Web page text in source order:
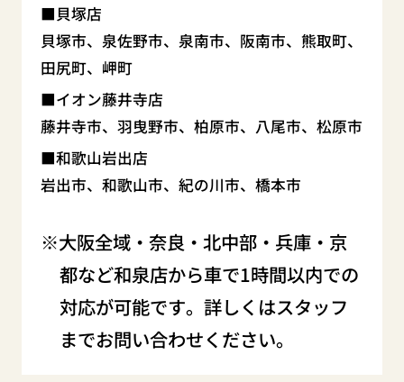
貝塚店
貝塚市、泉佐野市、泉南市、阪南市、熊取町、
田尻町、岬町
イオン藤井寺店
藤井寺市、羽曳野市、柏原市、八尾市、松原市
和歌山岩出店
岩出市、和歌山市、紀の川市、橋本市
大阪全域・奈良・北中部・兵庫・京
都など和泉店から車で1時間以内での
対応が可能です。詳しくはスタッフ
までお問い合わせください。